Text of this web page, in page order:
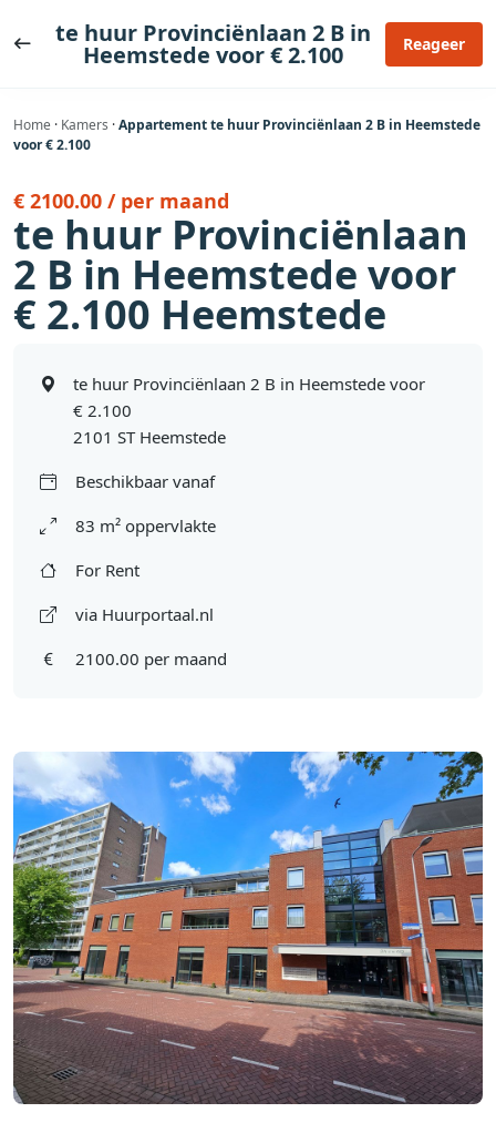
naar
te huur Provinciënlaan 2 B in
Heemstede voor € 2.100 Reageer
Home · Kamers ·Appartement te huur Provinciënlaan 2 B in Heemstede
voor € 2.100
€ 2100.00 / per maand
te huur Provinciënlaan
2 B in Heemstede voor
€ 2.100 Heemstede
te huur Provinciënlaan 2 B in Heemstede voor
€ 2.100
2101 ST Heemstede
Beschikbaar vanaf
83 m² oppervlakte
For Rent
via Huurportaal.nl
2100.00 per maand